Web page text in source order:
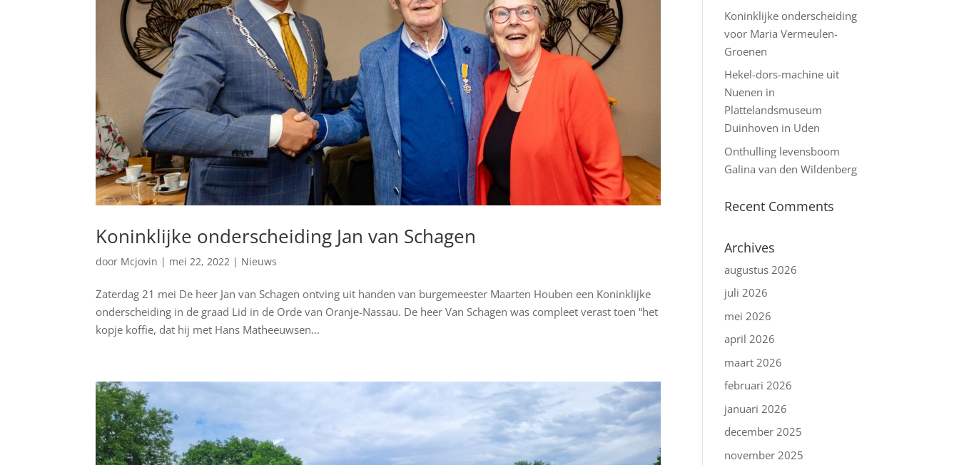
Koninklijke onderscheiding Jan van Schagen
door Mcjovin | mei 22, 2022 | Nieuws
Zaterdag 21 mei De heer Jan van Schagen ontving uit handen van burgemeester Maarten Houben een Koninklijke
onderscheiding in de graad Lid in de Orde van Oranje-Nassau. De heer Van Schagen was compleet verast toen “het
kopje koffie, dat hij met Hans Matheeuwsen...
Koninklijke onderscheiding
voor Maria Vermeulen-
Groenen
Hekel-dors-machine uit
Nuenen in
Plattelandsmuseum
Duinhoven in Uden
Onthulling levensboom
Galina van den Wildenberg
Recent Comments
Archives
augustus 2026
juli 2026
mei 2026
april 2026
maart 2026
februari 2026
januari 2026
december 2025
november 2025